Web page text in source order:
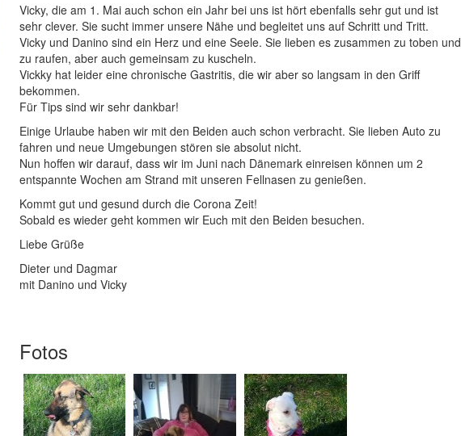
Vicky, die am 1. Mai auch schon ein Jahr bei uns ist hört ebenfalls sehr gut und ist
sehr clever. Sie sucht immer unsere Nähe und begleitet uns auf Schritt und Tritt.
Vicky und Danino sind ein Herz und eine Seele. Sie lieben es zusammen zu toben und
zu raufen, aber auch gemeinsam zu kuscheln.
Vickky hat leider eine chronische Gastritis, die wir aber so langsam in den Griff
bekommen.
Für Tips sind wir sehr dankbar!
Einige Urlaube haben wir mit den Beiden auch schon verbracht. Sie lieben Auto zu
fahren und neue Umgebungen stören sie absolut nicht.
Nun hoffen wir darauf, dass wir im Juni nach Dänemark einreisen können um 2
entspannte Wochen am Strand mit unseren Fellnasen zu genießen.
Kommt gut und gesund durch die Corona Zeit!
Sobald es wieder geht kommen wir Euch mit den Beiden besuchen.
Liebe Grüße
Dieter und Dagmar
mit Danino und Vicky
Fotos